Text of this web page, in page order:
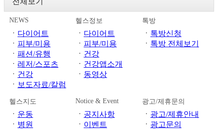
NEWS
ㆍ 다이어트
ㆍ 피부/미용
ㆍ 패션/유행
ㆍ 레저/스포츠
ㆍ 건강
ㆍ 보도자료/칼럼
헬스정보
ㆍ 다이어트
ㆍ 피부/미용
ㆍ 건강
ㆍ 건강앱소개
ㆍ 동영상
톡방
ㆍ 톡방신청
ㆍ 톡방 전체보기
헬스지도
ㆍ 운동
ㆍ 병원
Notice & Event
ㆍ 공지사항
ㆍ 이벤트
광고/제휴문의
ㆍ 광고/제휴안내
ㆍ 광고문의